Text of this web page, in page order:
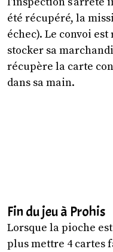
été récupéré, la
échec). Le convoi
stocker sa
récupère la carte
dans sa main.
Fin du jeu à Prohis
Lorsque la pioche
plus mettre 4 cartes